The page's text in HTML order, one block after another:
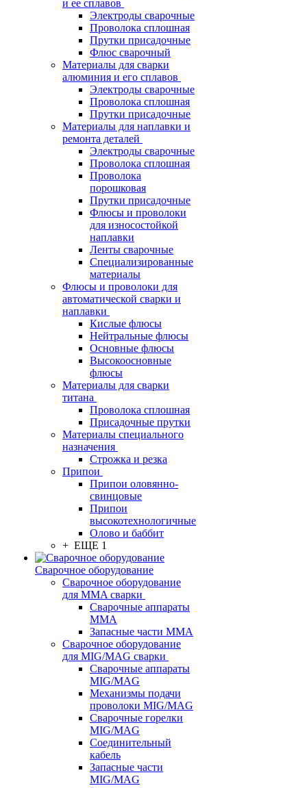
и ее сплавов
Электроды сварочные
Проволока сплошная
Прутки присадочные
Флюс сварочный
Материалы для сварки
алюминия и его сплавов
Электроды сварочные
Проволока сплошная
Прутки присадочные
Материалы для наплавки и
ремонта деталей
Электроды сварочные
Проволока сплошная
Проволока
порошковая
Прутки присадочные
Флюсы и проволоки
для износостойкой
наплавки
Ленты сварочные
Специализированные
материалы
Флюсы и проволоки для
автоматической сварки и
наплавки
Кислые флюсы
Нейтральные флюсы
Основные флюсы
Высокоосновные
флюсы
Материалы для сварки
титана
Проволока сплошная
Присадочные прутки
Материалы специального
назначения
Строжка и резка
Припои
Припои оловянно-
свинцовые
Припои
высокотехнологичные
Олово и баббит
+ ЕЩЕ 1
Сварочное оборудование
Сварочное оборудование
для MMA сварки
Сварочные аппараты
MMA
Запасные части MMA
Сварочное оборудование
для MIG/MAG сварки
Сварочные аппараты
MIG/MAG
Механизмы подачи
проволоки MIG/MAG
Сварочные горелки
MIG/MAG
Соединительный
кабель
Запасные части
MIG/MAG